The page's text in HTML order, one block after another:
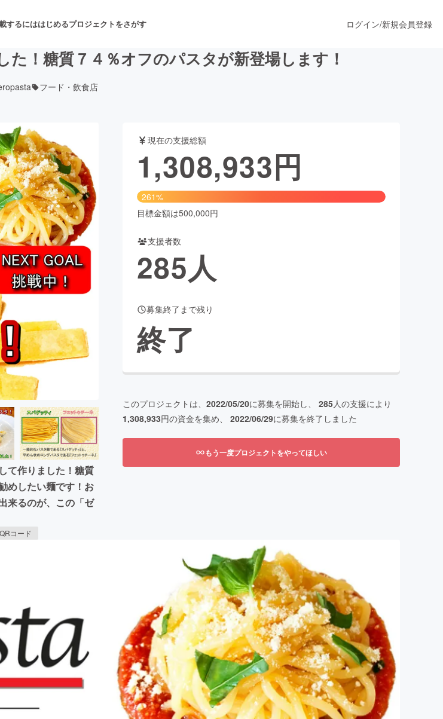
するにははじめるプロジェクトをさがす
舞台・パフォーマンス
フード・飲食店 ファッション
アニメ・漫画
ビューティー・ヘルスケア
Social Good
るさと納税machi-yaコミュニティ
ログイン/新規会員登録
！糖質７４％オフのパスタが新登場します！
フード・飲食店
て作りました！糖質
めしたい麺です！お
来るのが、この「ゼ
QRコード
現在の支援総額
1,308,933円
261%
目標金額は500,000円
支援者数
285人
募集終了まで残り
終了
このプロジェクトは、 2022/05/20に募集を開始し、 285人の支援により
1,308,933円の資金を集め、 2022/06/29に募集を終了しました
もう一度プロジェクトをやってほしい